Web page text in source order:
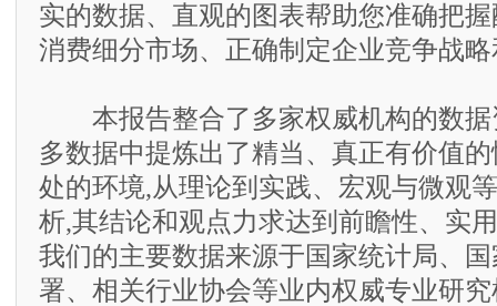
实的数据、直观的图表帮助您准确把
消费细分市场、正确制定企业竞争战
本报告整合了多家权威机构的数据
多数据中提炼出了精当、真正有价值
处的环境,从理论到实践、宏观与微观
析,其结论和观点力求达到前瞻性、实
我们的主要数据来源于国家统计局、
署、相关行业协会等业内权威专业研